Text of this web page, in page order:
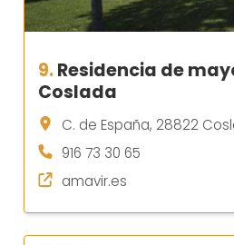
9.Residencia de
Coslada
C. de España, 28822
916 73 30 65
amavir.es